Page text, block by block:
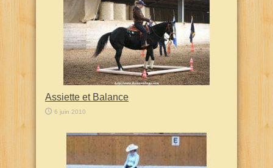
Assiette et Balance
6 juin 2010